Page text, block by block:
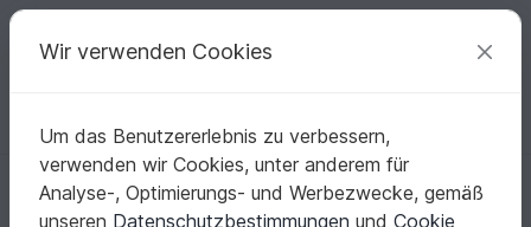
Deine kreativen Ideen
Deutsch | € (EUR) einloggen Kostenlos registrieren
Startseite Stricken Damen Socken & Beinstulpen
Strickanleitung Haussocken "Schneemann" - Größe 20 bis 41
Strickanleitung Haussocken "Schneemann" -
Wir verwenden Cookies
Um das Benutzererlebnis zu verbessern,
verwenden wir Cookies, unter anderem für
Analyse-, Optimierungs- und Werbezwecke, gemäß
unseren Datenschutzbestimmungen und Cookie